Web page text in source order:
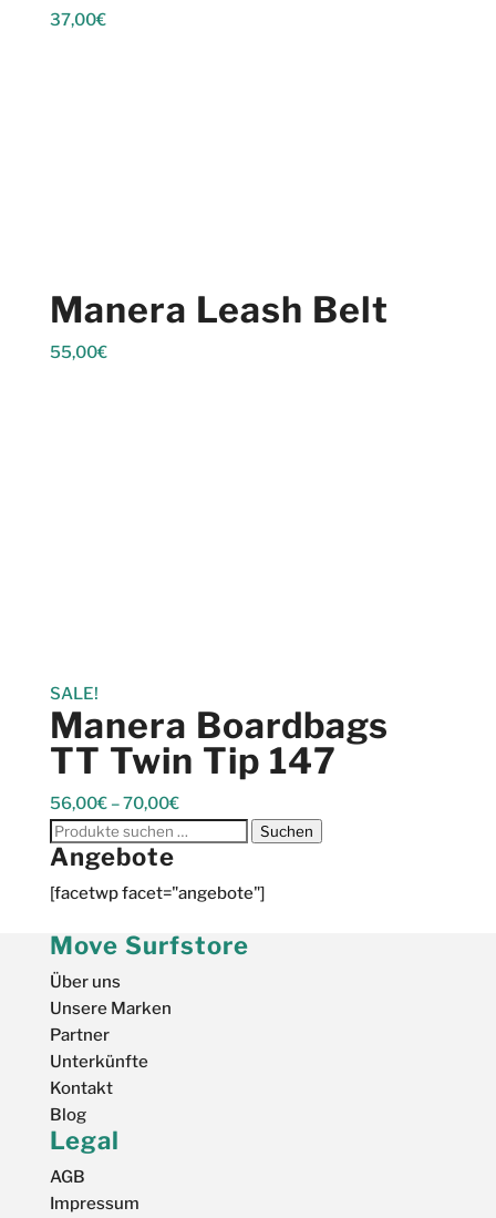
37,00€
Manera Leash Belt
55,00€
SALE!
Manera Boardbags
TT Twin Tip 147
56,00€–70,00€
Suchen
nach:
Suchen
Angebote
[facetwp facet="angebote"]
Move Surfstore
Über uns
Unsere Marken
Partner
Unterkünfte
Kontakt
Blog
Legal
AGB
Impressum